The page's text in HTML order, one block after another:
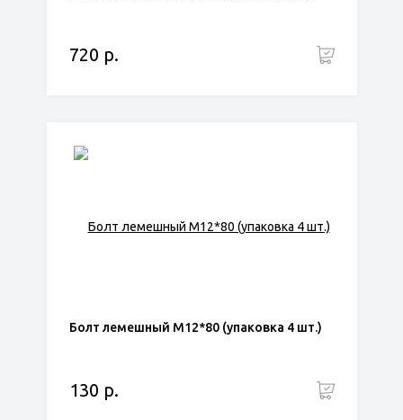
720 р.
Болт лемешный М12*80 (упаковка 4 шт.)
130 р.